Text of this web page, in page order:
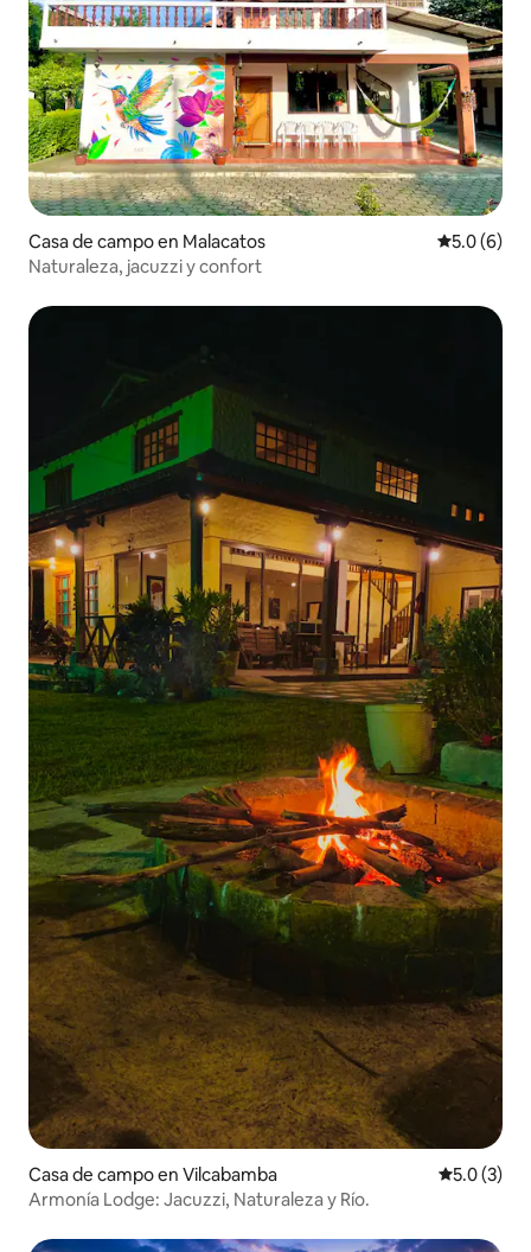
Casa de campo en Malacatos
5.0 (6)
Naturaleza, jacuzzi y confort
Casa de campo en Vilcabamba
5.0 (3)
Armonía Lodge: Jacuzzi, Naturaleza y Río.